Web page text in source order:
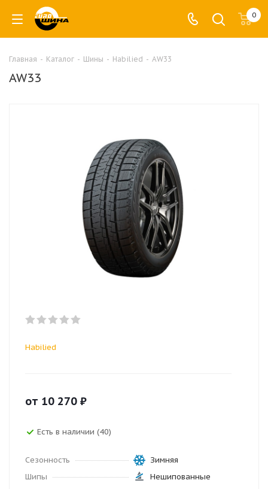
0
Главная - Каталог - Шины - Habilied - AW33
AW33
Habilied
от 10 270 ₽
Есть в наличии (40)
Сезонность
Зимняя
Шипы
Нешипованные